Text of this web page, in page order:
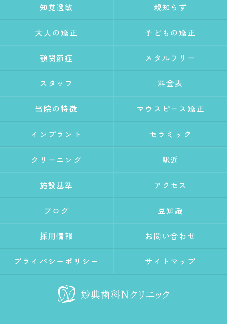
知覚過敏 親知らず
大人の矯正 子どもの矯正
顎関節症 メタルフリー
スタッフ 料金表
当院の特徴 マウスピース矯正
インプラント セラミック
クリーニング 駅近
施設基準 アクセス
ブログ 豆知識
採用情報 お問い合わせ
プライバシーポリシー サイトマップ